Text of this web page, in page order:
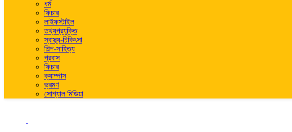
ধর্ম
ফিচার
লাইফস্টাইল
তথ্যপ্রযুক্তি
স্বাস্থ্য-চিকিৎসা
শিল্প-সাহিত্য
প্রবাস
ফিচার
ক্যাম্পাস
ভ্রমণ
সোশ্যাল মিডিয়া